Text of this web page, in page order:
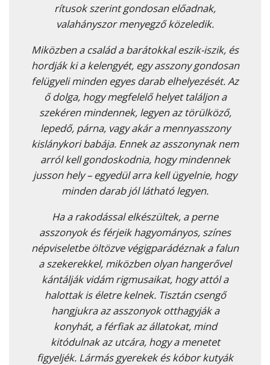
rítusok szerint gondosan előadnak,
valahányszor menyegző közeledik.
Miközben a család a barátokkal eszik-iszik, és
hordják ki a kelengyét, egy asszony gondosan
felügyeli minden egyes darab elhelyezését. Az
ő dolga, hogy megfelelő helyet találjon a
szekéren mindennek, legyen az törülköző,
lepedő, párna, vagy akár a mennyasszony
kislánykori babája. Ennek az asszonynak nem
arról kell gondoskodnia, hogy mindennek
jusson hely – egyedül arra kell ügyelnie, hogy
minden darab jól látható legyen.
Ha a rakodással elkészültek, a perne
asszonyok és férjeik hagyományos, színes
népviseletbe öltözve végigparádéznak a falun
a szekerekkel, miközben olyan hangerővel
kántálják vidám rigmusaikat, hogy attól a
halottak is életre kelnek. Tisztán csengő
hangjukra az asszonyok otthagyják a
konyhát, a férfiak az állatokat, mind
kitódulnak az utcára, hogy a menetet
figyeljék. Lármás gyerekek és kóbor kutyák